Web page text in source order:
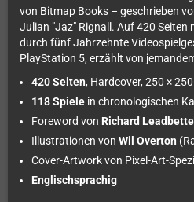
von Bitmap Books – geschrieben
Julian "Jaz" Rignall. Auf 420 Seiten
durch fünf Jahrzehnte
PlayStation 5, erzählt von
420 Seiten, Hardcover, 250 ×
118 Spiele in chronologischen
Foreword von Richard
Illustrationen von Wil Overton
Cover-Artwork von Pixel-Art-
Englischsprachig